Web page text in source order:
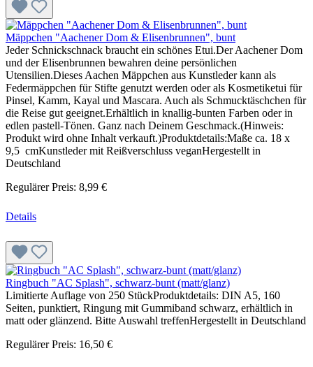
Mäppchen "Aachener Dom & Elisenbrunnen", bunt
Jeder Schnickschnack braucht ein schönes Etui.Der Aachener Dom
und der Elisenbrunnen bewahren deine persönlichen
Utensilien.Dieses Aachen Mäppchen aus Kunstleder kann als
Federmäppchen für Stifte genutzt werden oder als Kosmetiketui für
Pinsel, Kamm, Kayal und Mascara. Auch als Schmucktäschchen für
die Reise gut geeignet.Erhältlich in knallig-bunten Farben oder in
edlen pastell-Tönen. Ganz nach Deinem Geschmack.(Hinweis:
Produkt wird ohne Inhalt verkauft.)Produktdetails:Maße ca. 18 x
9,5 cmKunstleder mit Reißverschluss veganHergestellt in
Deutschland
Regulärer Preis: 8,99 €
Details
Ringbuch "AC Splash", schwarz-bunt (matt/glanz)
Limitierte Auflage von 250 StückProduktdetails: DIN A5, 160
Seiten, punktiert, Ringung mit Gummiband schwarz, erhältlich in
matt oder glänzend. Bitte Auswahl treffenHergestellt in Deutschland
Regulärer Preis: 16,50 €